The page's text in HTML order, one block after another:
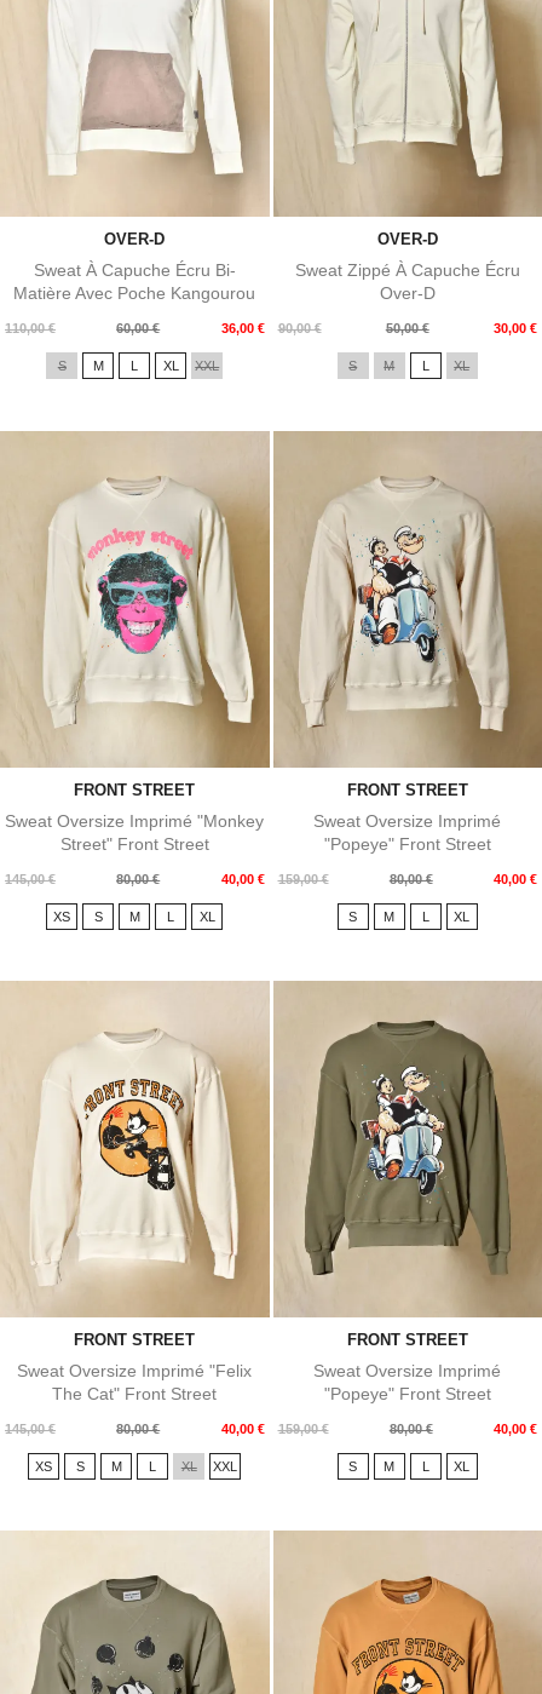
OVER-D
Sweat À Capuche Écru Bi-
Matière Avec Poche Kangourou
110,00 €
Prix
60,00 € 36,00 €
Prix
S M L XL XXL
OVER-D
Sweat Zippé À Capuche Écru
Over-D
90,00 €
Prix
50,00 € 30,00 €
Prix
S M L XL
FRONT STREET
Sweat Oversize Imprimé "Monkey
Street" Front Street
145,00 €
Prix
80,00 € 40,00 €
Prix
XS S M L XL
FRONT STREET
Sweat Oversize Imprimé
"Popeye" Front Street
159,00 €
Prix
80,00 € 40,00 €
Prix
S M L XL
FRONT STREET
Sweat Oversize Imprimé "Felix
The Cat" Front Street
145,00 €
Prix
base
80,00 € 40,00 €
Prix
XS S M L XL XXL
FRONT STREET
Sweat Oversize Imprimé
"Popeye" Front Street
159,00 €
Prix
80,00 € 40,00 €
Prix
S M L XL